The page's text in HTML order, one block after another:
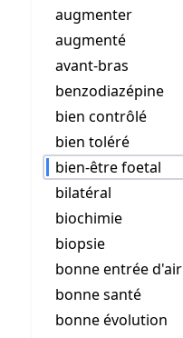
augmenter
augmenté
avant-bras
benzodiazépine
bien contrôlé
bien toléré
bien-être foetal
bilatéral
biochimie
biopsie
bonne entrée d'air
bonne santé
bonne évolution